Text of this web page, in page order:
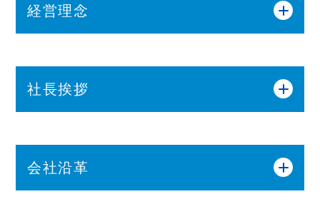
経営理念
社長挨拶
として掲げ、事業活動を行っております。
会社沿革